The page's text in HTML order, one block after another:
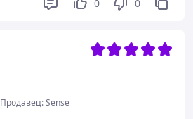
0 0
Продавец: Sense